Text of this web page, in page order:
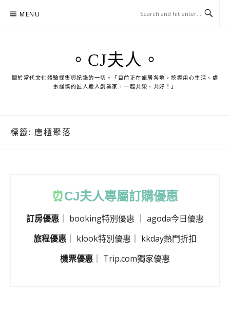
MENU
。CJ夫人。
關於當代文化體驗採集與紀錄的一切。「目前正在旅居各地，挖掘用心生活、處
事謹慎的匠人職人創業家，一起共榮、共好！」
標籤: 唐櫃聚落
⏰CJ夫人專屬訂購優惠
訂房優惠 booking特別優惠
agoda今日優惠
旅程優惠
klook特別優惠
kkday熱門折扣
機票優惠
Trip.com獨家優惠